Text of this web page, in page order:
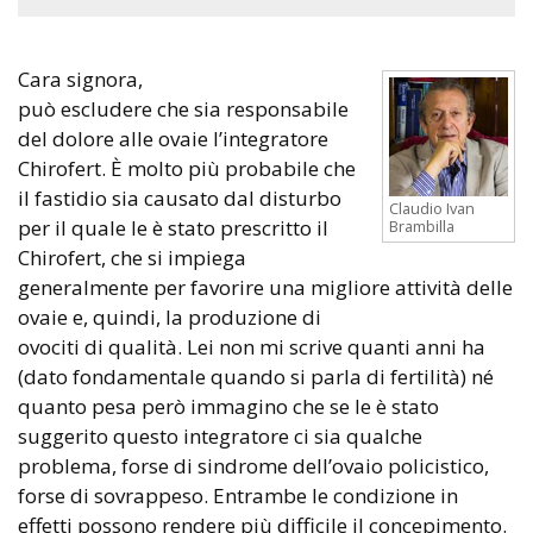
Claudio Ivan
Brambilla
Cara signora,
può escludere che sia responsabile
del dolore alle ovaie l’integratore
Chirofert. È molto più probabile che
il fastidio sia causato dal disturbo
per il quale le è stato prescritto il
Chirofert, che si impiega
generalmente per favorire una migliore attività delle
ovaie e, quindi, la produzione di
ovociti di qualità. Lei non mi scrive quanti anni ha
(dato fondamentale quando si parla di fertilità) né
quanto pesa però immagino che se le è stato
suggerito questo integratore ci sia qualche
problema, forse di sindrome dell’ovaio policistico,
forse di sovrappeso. Entrambe le condizione in
effetti possono rendere più difficile il concepimento.